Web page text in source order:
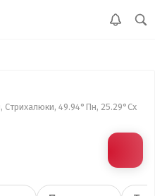
Стрихалюки, 49.94°Пн, 25.29°Сх